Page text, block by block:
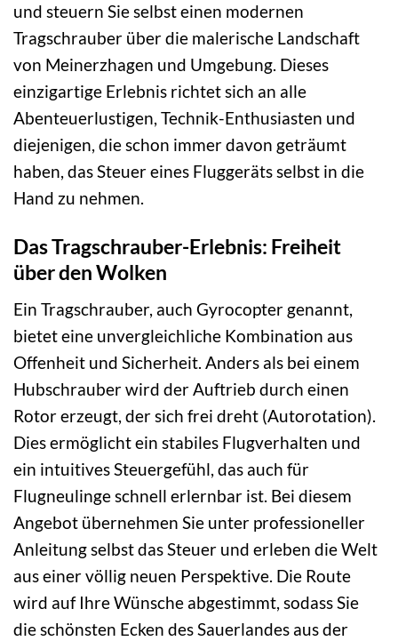
und steuern Sie selbst einen modernen
Tragschrauber über die malerische Landschaft
von Meinerzhagen und Umgebung. Dieses
einzigartige Erlebnis richtet sich an alle
Abenteuerlustigen, Technik-Enthusiasten und
diejenigen, die schon immer davon geträumt
haben, das Steuer eines Fluggeräts selbst in die
Hand zu nehmen.
Das Tragschrauber-Erlebnis: Freiheit
über den Wolken
Ein Tragschrauber, auch Gyrocopter genannt,
bietet eine unvergleichliche Kombination aus
Offenheit und Sicherheit. Anders als bei einem
Hubschrauber wird der Auftrieb durch einen
Rotor erzeugt, der sich frei dreht (Autorotation).
Dies ermöglicht ein stabiles Flugverhalten und
ein intuitives Steuergefühl, das auch für
Flugneulinge schnell erlernbar ist. Bei diesem
Angebot übernehmen Sie unter professioneller
Anleitung selbst das Steuer und erleben die Welt
aus einer völlig neuen Perspektive. Die Route
wird auf Ihre Wünsche abgestimmt, sodass Sie
die schönsten Ecken des Sauerlandes aus der